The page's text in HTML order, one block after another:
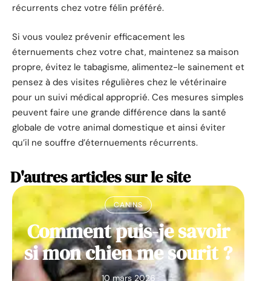
récurrents chez votre félin préféré.
Si vous voulez prévenir efficacement les
éternuements chez votre chat, maintenez sa maison
propre, évitez le tabagisme, alimentez-le sainement et
pensez à des visites régulières chez le vétérinaire
pour un suivi médical approprié. Ces mesures simples
peuvent faire une grande différence dans la santé
globale de votre animal domestique et ainsi éviter
qu’il ne souffre d’éternuements récurrents.
D'autres articles sur le site
CANINS
Comment puis-je savoir
si mon chien me sourit ?
10 mars 2026